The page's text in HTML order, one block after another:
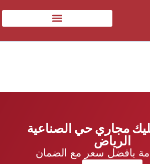
مجاري حي الصناعية
الرياض
بافضل سعر مع الضمان